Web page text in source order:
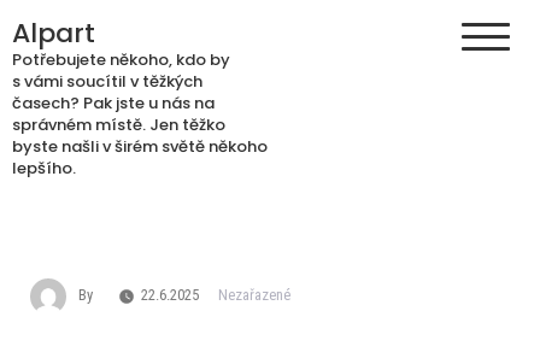
to
content
Alpart
Potřebujete někoho, kdo by
s vámi soucítil v těžkých
časech? Pak jste u nás na
správném místě. Jen těžko
byste našli v širém světě někoho
lepšího.
By 22.6.2025 Nezařazené